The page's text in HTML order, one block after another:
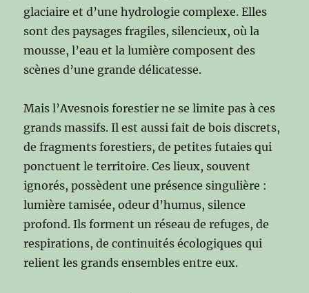
glaciaire et d’une hydrologie complexe. Elles
sont des paysages fragiles, silencieux, où la
mousse, l’eau et la lumière composent des
scènes d’une grande délicatesse.
Mais l’Avesnois forestier ne se limite pas à ces
grands massifs. Il est aussi fait de bois discrets,
de fragments forestiers, de petites futaies qui
ponctuent le territoire. Ces lieux, souvent
ignorés, possèdent une présence singulière :
lumière tamisée, odeur d’humus, silence
profond. Ils forment un réseau de refuges, de
respirations, de continuités écologiques qui
relient les grands ensembles entre eux.